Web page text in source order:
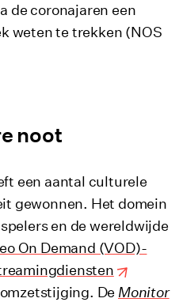
de coronajaren een
weten te trekken (NOS
noot
een aantal culturele
gewonnen. Het domein
en de wereldwijde
On Demand (VOD)-
De Monitor